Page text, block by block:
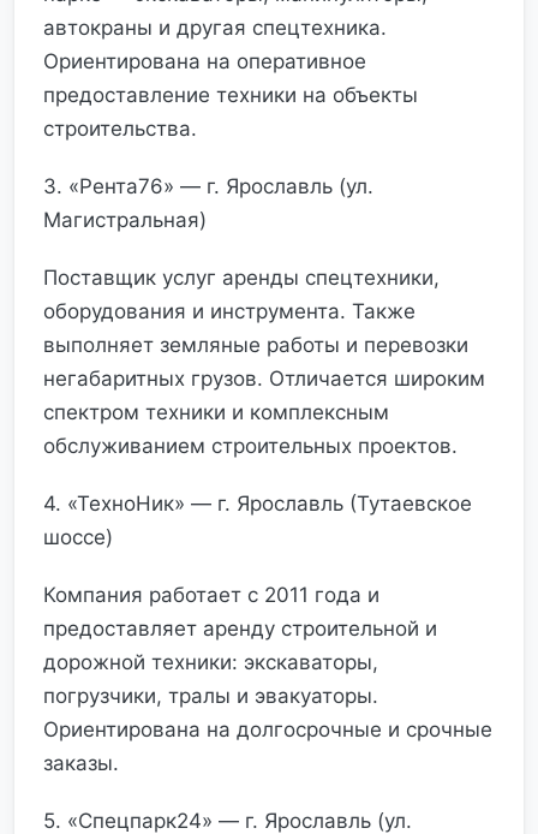
автокраны и другая спецтехника.
Ориентирована на оперативное
предоставление техники на объекты
строительства.
3. «Рента76» — г. Ярославль (ул.
Магистральная)
Поставщик услуг аренды спецтехники,
оборудования и инструмента. Также
выполняет земляные работы и перевозки
негабаритных грузов. Отличается широким
спектром техники и комплексным
обслуживанием строительных проектов.
4. «ТехноНик» — г. Ярославль (Тутаевское
шоссе)
Компания работает с 2011 года и
предоставляет аренду строительной и
дорожной техники: экскаваторы,
погрузчики, тралы и эвакуаторы.
Ориентирована на долгосрочные и срочные
заказы.
5. «Спецпарк24» — г. Ярославль (ул.